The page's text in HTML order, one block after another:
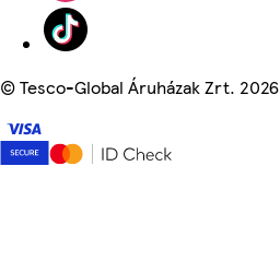
©Tesco-Global Áruházak Zrt. 2026